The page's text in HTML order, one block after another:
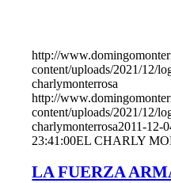
http://
content/uploads/2021/12/
charlymonterrosa
http://
content/uploads/2021/12/
charlymonterrosa2011-12-
23:41:00EL CHARLY
LA FUERZA